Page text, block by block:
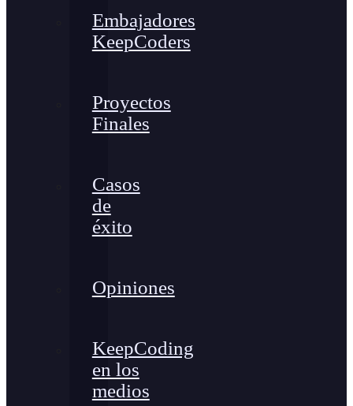
Embajadores
KeepCoders
Proyectos
Finales
Casos
de
éxito
Opiniones
KeepCoding
en los
medios